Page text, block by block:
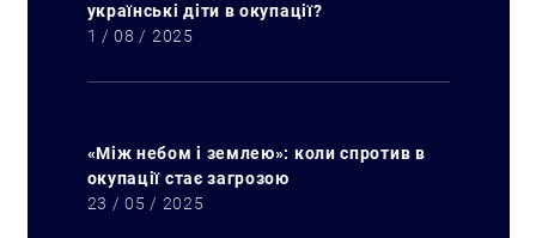
українські діти в окупації?
1 / 08 / 2025
«Між небом і землею»: коли спротив в
окупації стає загрозою
23 / 05 / 2025